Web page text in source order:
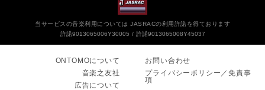
当サービスの音楽利用については JASRACの利用許諾を得ております
許諾9013065006Y30005
許諾9013065008Y45037
ONTOMOについて
音楽之友社
広告について
お問い合わせ
プライバシーポリシー／免責事
項